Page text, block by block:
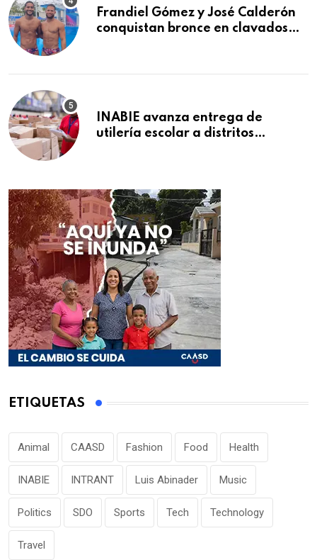
Frandiel Gómez y José Calderón
conquistan bronce en clavados
INABIE avanza entrega de
utilería escolar a distritos
ETIQUETAS
Animal CAASD Fashion Food Health
INABIE INTRANT Luis Abinader Music
Politics SDO Sports Tech Technology
Travel